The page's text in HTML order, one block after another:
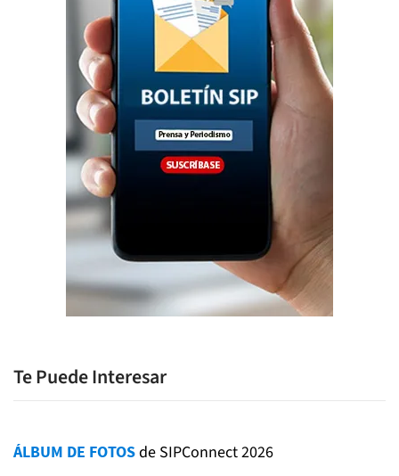
Te Puede Interesar
ÁLBUM DE FOTOSde SIPConnect 2026